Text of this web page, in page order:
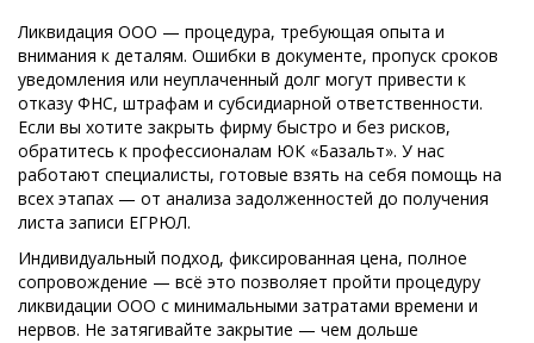
Ликвидация ООО — процедура, требующая опыта и
внимания к деталям. Ошибки в документе, пропуск сроков
уведомления или неуплаченный долг могут привести к
отказу ФНС, штрафам и субсидиарной ответственности.
Если вы хотите закрыть фирму быстро и без рисков,
обратитесь к профессионалам ЮК «Базальт». У нас
работают специалисты, готовые взять на себя помощь на
всех этапах — от анализа задолженностей до получения
листа записи ЕГРЮЛ.
Индивидуальный подход, фиксированная цена, полное
сопровождение — всё это позволяет пройти процедуру
ликвидации ООО с минимальными затратами времени и
нервов. Не затягивайте закрытие — чем дольше